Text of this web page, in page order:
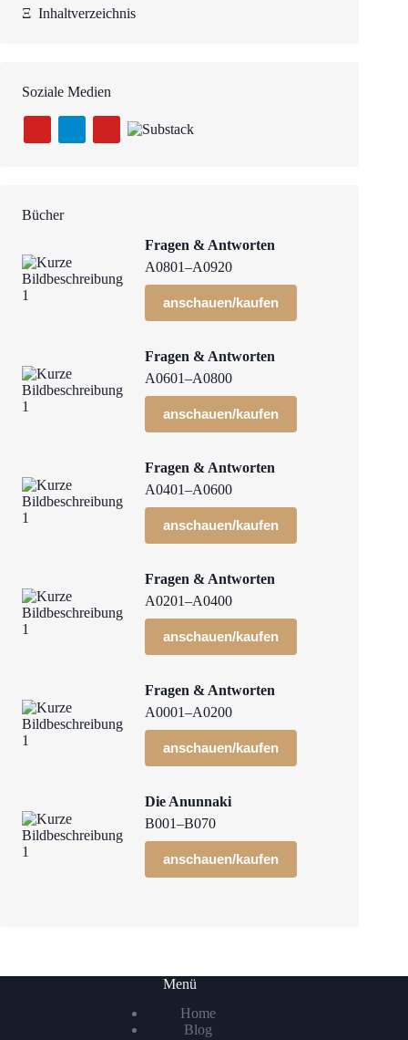
Ξ Inhaltverzeichnis
Soziale Medien
Bücher
Fragen & Antworten
A0801–A0920
anschauen/kaufen
Fragen & Antworten
A0601–A0800
anschauen/kaufen
Fragen & Antworten
A0401–A0600
anschauen/kaufen
Fragen & Antworten
A0201–A0400
anschauen/kaufen
Fragen & Antworten
A0001–A0200
anschauen/kaufen
Die Anunnaki
B001–B070
anschauen/kaufen
Menü
Home
Blog